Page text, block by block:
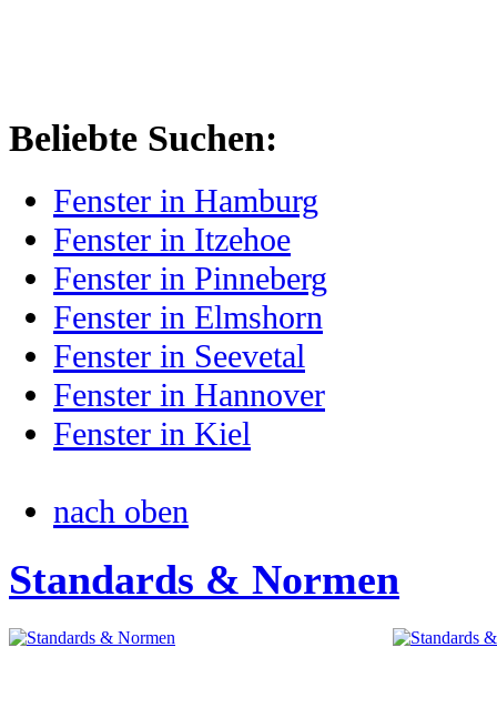
Beliebte Suchen:
Fenster in Hamburg
Fenster in Itzehoe
Fenster in Pinneberg
Fenster in Elmshorn
Fenster in Seevetal
Fenster in Hannover
Fenster in Kiel
nach oben
Standards & Normen